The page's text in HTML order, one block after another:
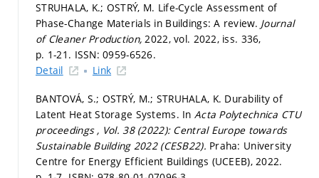
STRUHALA, K.; OSTRÝ, M. Life-Cycle Assessment of
Phase-Change Materials in Buildings: A review. Journal
of Cleaner Production,2022, vol. 2022, iss. 336,
p. 1-21. ISSN: 0959-6526.
Detail
Link
BANTOVÁ, S.; OSTRÝ, M.; STRUHALA, K. Durability of
Latent Heat Storage Systems. In Acta Polytechnica CTU
proceedings , Vol. 38 (2022): Central Europe towards
Sustainable Building 2022 (CESB22). Praha: University
Centre for Energy Efficient Buildings (UCEEB), 2022.